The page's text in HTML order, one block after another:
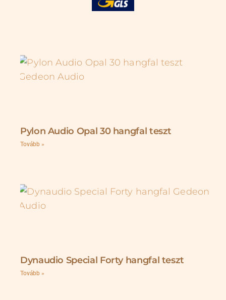
Pylon Audio Opal 30 hangfal teszt
Tovább »
Dynaudio Special Forty hangfal teszt
Tovább »